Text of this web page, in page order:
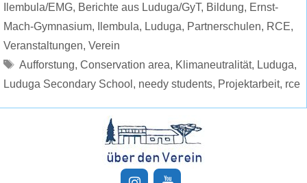
Ilembula/EMG, Berichte aus Luduga/GyT, Bildung, Ernst-
Mach-Gymnasium, Ilembula, Luduga, Partnerschulen, RCE,
Veranstaltungen, Verein
Schlagwörter
Aufforstung, Conservation area, Klimaneutralität, Luduga,
Luduga Secondary School , needy students, Projektarbeit, rce